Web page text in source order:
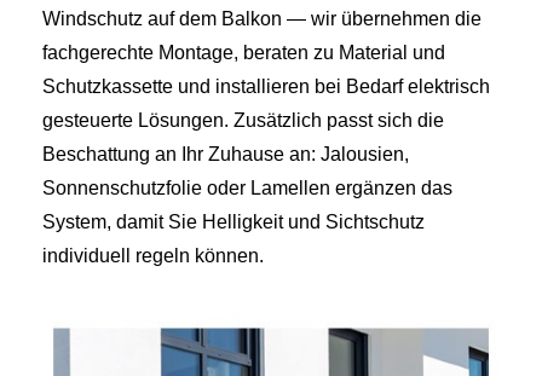
Windschutz auf dem Balkon — wir übernehmen die
fachgerechte Montage, beraten zu Material und
Schutzkassette und installieren bei Bedarf elektrisch
gesteuerte Lösungen. Zusätzlich passt sich die
Beschattung an Ihr Zuhause an: Jalousien,
Sonnenschutzfolie oder Lamellen ergänzen das
System, damit Sie Helligkeit und Sichtschutz
individuell regeln können.